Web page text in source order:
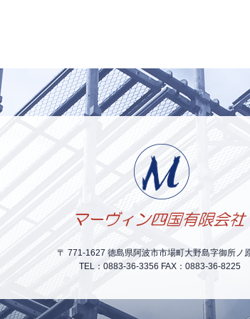
〒 771-1627 徳島県阿波市市場町大野島字御所ノ
TEL：0883-36-3356 FAX：0883-36-8225